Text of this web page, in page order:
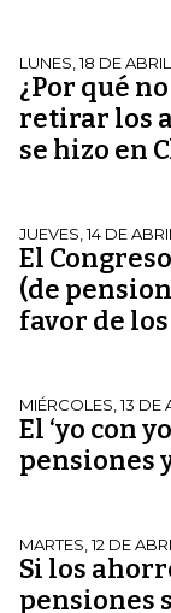
LUNES, 18 DE
¿Por qué
retirar los
se hizo en
JUEVES, 14 DE
El
(de
favor de
MIÉRCOLES, 13 DE
El ‘yo con
pensiones
MARTES, 12 DE
Si los
pensiones